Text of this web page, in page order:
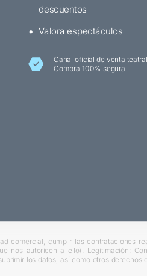
descuentos
Valora espectáculos
Canal oficial de venta teatral
Compra 100% segura
comercial, cumplir las contrataciones
nos autoricen a ello). Legitimación:
los datos, así como otros derechos